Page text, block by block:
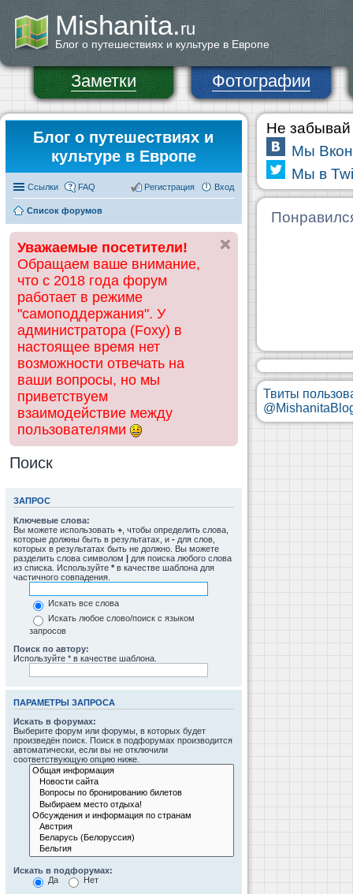
Mishanita.ru
Блог о путешествиях и культуре в Европе
Заметки Фотографии
Блог о путешествиях и
культуре в Европе
Ссылки FAQ Вход
Регистрация
Список форумов
Уважаемые посетители!
Обращаем ваше внимание,
что с 2018 года форум
работает в режиме
"самоподдержания". У
администратора (Foxy) в
настоящее время нет
возможности отвечать на
ваши вопросы, но мы
приветствуем
взаимодействие между
пользователями
Поиск
ЗАПРОС
Ключевые слова:
Вы можете использовать + , чтобы определить слова,
которые должны быть в результатах, и - для слов,
которых в результатах быть не должно. Вы можете
разделить слова символом | для поиска любого слова
из списка. Используйте * в качестве шаблона для
частичного совпадения.
Искать все слова
Искать любое слово/поиск с языком
запросов
Поиск по автору:
Используйте * в качестве шаблона.
ПАРАМЕТРЫ ЗАПРОСА
Искать в форумах:
Выберите форум или форумы, в которых будет
произведён поиск. Поиск в подфорумах производится
автоматически, если вы не отключили
соответствующую опцию ниже.
Искать в подфорумах:
Да
Нет
Не забывай
Мы
Мы в
Твиты